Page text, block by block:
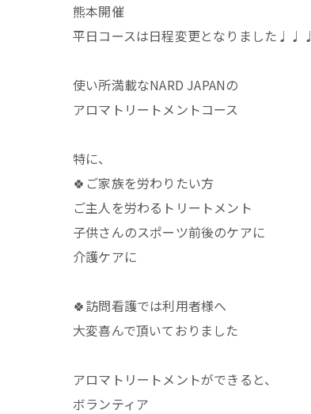
熊本開催
平日コースは日程変更となりました♩♩♩
使い所満載なNARD JAPANの
アロマトリートメントコース
特に、
🍀ご家族を労わりたい方
ご主人を労わるトリートメント
子供さんのスポーツ前後のケアに
介護ケアに
🍀訪問看護では利用者様へ
大変喜んで頂いておりました
アロマトリートメントができると、
ボランティア